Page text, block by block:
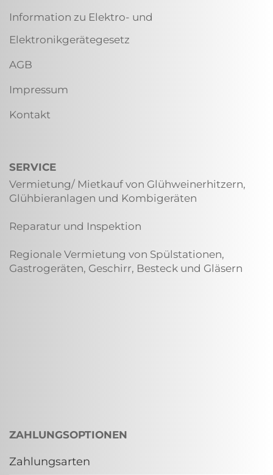
Information zu Elektro- und
Elektronikgerätegesetz
AGB
Impressum
Kontakt
SERVICE
Vermietung/ Mietkauf von Glühweinerhitzern,
Glühbieranlagen und Kombigeräten
Reparatur und Inspektion
Regionale Vermietung von Spülstationen,
Gastrogeräten, Geschirr, Besteck und Gläsern
ZAHLUNGSOPTIONEN
Zahlungsarten